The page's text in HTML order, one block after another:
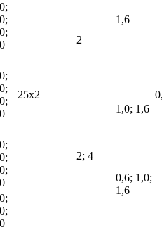
25х2
1,6
2
2; 4
1,0; 1,6
0,6; 1,0;
1,6